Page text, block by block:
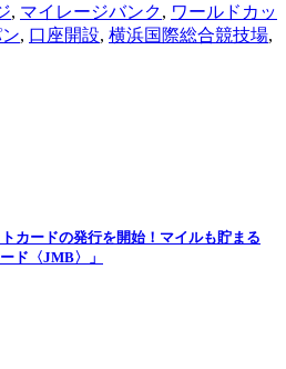
, マイレージバンク, ワールドカッ
, 口座開設, 横浜国際総合競技場,
カードの発行を開始！マイルも貯まる
ド〈JMB〉」